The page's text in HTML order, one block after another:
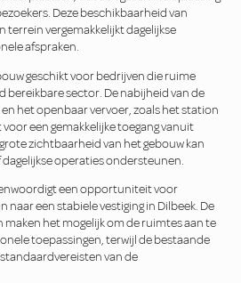
Deze beschikbaarheid van
terrein vergemakkelijkt dagelijkse
afspraken.
geschikt voor bedrijven die ruime
bereikbare sector. De nabijheid van de
het openbaar vervoer, zoals het station
een gemakkelijke toegang vanuit
zichtbaarheid van het gebouw kan
operaties ondersteunen.
een opportuniteit voor
naar een stabiele vestiging in Dilbeek. De
het mogelijk om de ruimtes aan te
toepassingen, terwijl de bestaande
van de